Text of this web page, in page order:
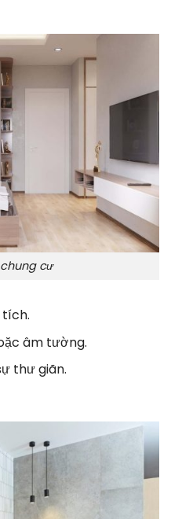
cư
tích.
âm tường.
thư giãn.